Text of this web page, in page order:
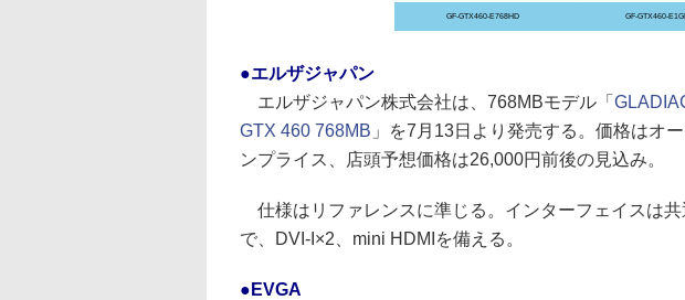
GF-GTX460-E768HD GF-GTX460-
●エルザジャパン
エルザジャパン株式会社は、768MBモデル「
GTX 460 768MB 」を7月13日より発売する。価格はオ
ンプライス、店頭予想価格は26,000円前後の見込み。
仕様はリファレンスに準じる。インターフェイスは共
で、DVI-I×2、mini HDMIを備える。
●EVGA